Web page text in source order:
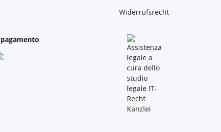
Widerrufsrecht